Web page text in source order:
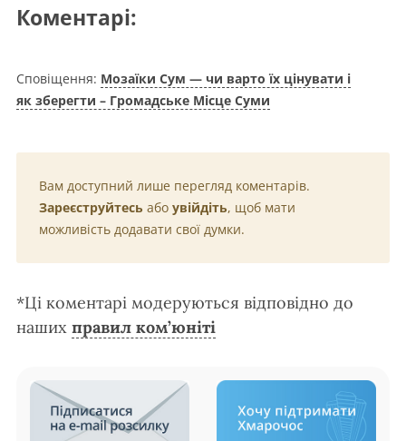
Коментарі:
Сповіщення: Мозаїки Сум — чи варто їх цінувати і
як зберегти – Громадське Місце Суми
Вам доступний лише перегляд коментарів.
Зареєструйтесь або увійдіть, щоб мати
можливість додавати свої думки.
*Ці коментарі модеруються відповідно до
наших правил ком’юніті